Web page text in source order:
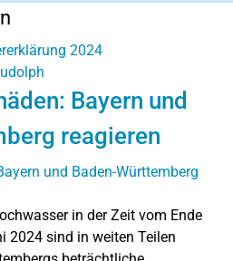
2024
Bayern und
reagieren
in der Zeit vom Ende
2024 sind in weiten Teilen